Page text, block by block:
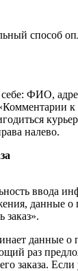
способ
ФИО,
к
налево.
ввода
данные о
данные о
раз
заказа. Если